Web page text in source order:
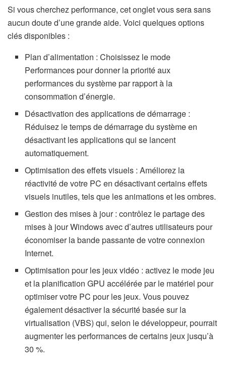
Si vous cherchez performance, cet onglet vous sera sans
aucun doute d’une grande aide. Voici quelques options
clés disponibles :
Plan d’alimentation : Choisissez le mode
Performances pour donner la priorité aux
performances du système par rapport à la
consommation d’énergie.
Désactivation des applications de démarrage :
Réduisez le temps de démarrage du système en
désactivant les applications qui se lancent
automatiquement.
Optimisation des effets visuels : Améliorez la
réactivité de votre PC en désactivant certains effets
visuels inutiles, tels que les animations et les ombres.
Gestion des mises à jour : contrôlez le partage des
mises à jour Windows avec d’autres utilisateurs pour
économiser la bande passante de votre connexion
Internet.
Optimisation pour les jeux vidéo : activez le mode jeu
et la planification GPU accélérée par le matériel pour
optimiser votre PC pour les jeux. Vous pouvez
également désactiver la sécurité basée sur la
virtualisation (VBS) qui, selon le développeur, pourrait
augmenter les performances de certains jeux jusqu’à
30 %.